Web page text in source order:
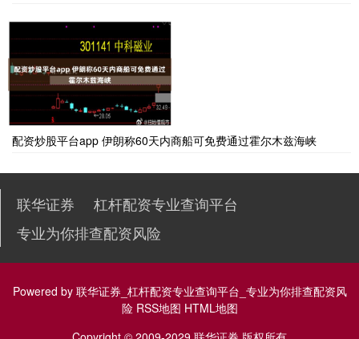
配资炒股平台app 伊朗称60天内商船可免费通过霍尔木兹海峡
联华证券
杠杆配资专业查询平台
专业为你排查配资风险
Powered by 联华证券_杠杆配资专业查询平台_专业为你排查配资风
险 RSS地图 HTML地图